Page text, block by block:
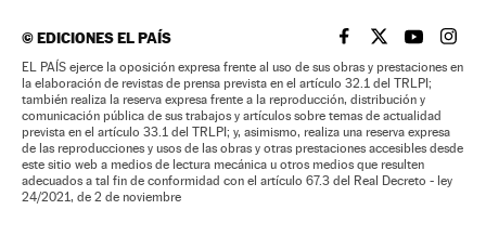
©EDICIONES EL PAÍS EL PAÍS BRASIL EN
EL PAÍSEL PAÍS
EL
EL PAÍS ejerce la oposición expresa frente al uso de sus obras y prestaciones en
la elaboración de revistas de prensa prevista en el artículo 32.1 del TRLPI;
también realiza la reserva expresa frente a la reproducción, distribución y
comunicación pública de sus trabajos y artículos sobre temas de actualidad
prevista en el artículo 33.1 del TRLPI; y, asimismo, realiza una reserva expresa
de las reproducciones y usos de las obras y otras prestaciones accesibles desde
este sitio web a medios de lectura mecánica u otros medios que resulten
adecuados a tal fin de conformidad con el artículo 67.3 del Real Decreto - ley
24/2021, de 2 de noviembre